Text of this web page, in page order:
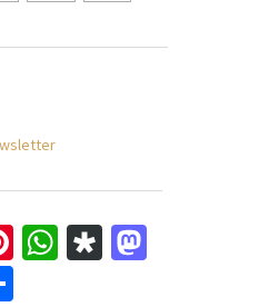
Pinterest
WhatsApp
Diaspora